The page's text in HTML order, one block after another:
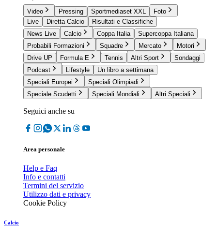
Video Pressing Sportmediaset XXL
Foto
Live
Diretta Calcio
Risultati e Classifiche
News Live
Calcio Coppa Italia
Supercoppa Italiana
Probabili Formazioni
Squadre Mercato
Motori
Drive UP
Formula E Tennis Altri Sport
Sondaggi
Podcast
Lifestyle
Un libro a settimana
Speciali Europei
Speciali Olimpiadi
Speciale Scudetti
Speciali Mondiali Altri Speciali
Seguici anche su
Area personale
Help e Faq
Info e contatti
Termini del servizio
Utilizzo dati e privacy
Cookie Policy
Calcio